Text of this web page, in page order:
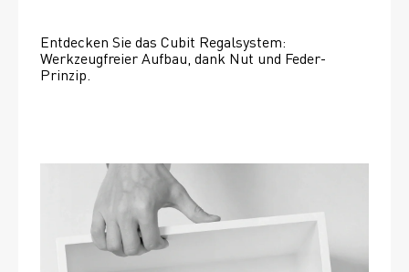
Entdecken Sie das Cubit Regalsystem:
Werkzeugfreier Aufbau, dank Nut und Feder-
Prinzip.